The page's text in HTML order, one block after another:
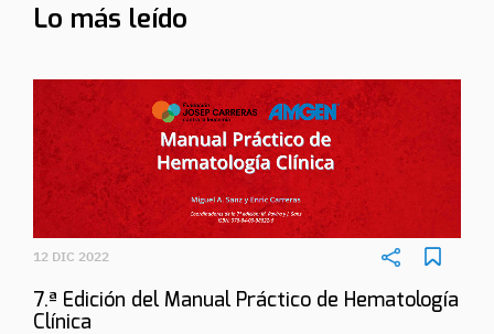
Lo más leído
12 DIC 2022
7.ª Edición del Manual Práctico de Hematología
Clínica